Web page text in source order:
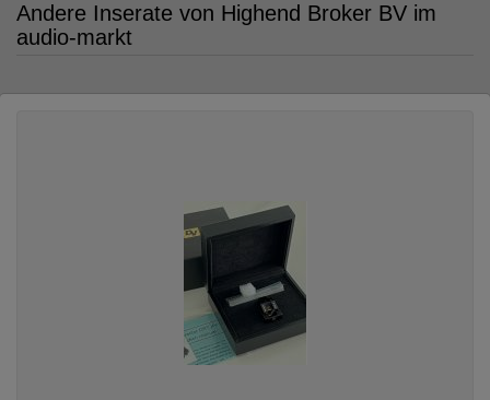
Andere Inserate von Highend Broker BV im
audio-markt